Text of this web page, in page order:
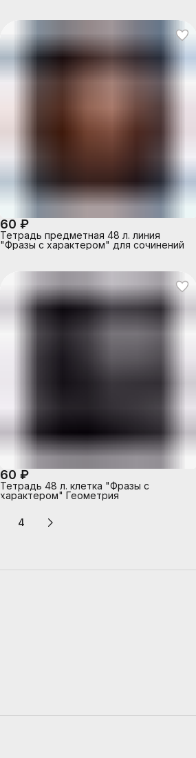
60 ₽
Тетрадь предметная 48 л. линия
"Фразы с характером" для сочинений
60 ₽
Тетрадь 48 л. клетка "Фразы с
характером" Геометрия
4